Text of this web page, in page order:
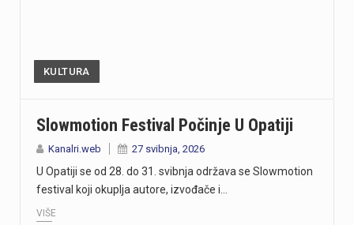
KULTURA
Slowmotion Festival Počinje U Opatiji
Kanalri.web 27 svibnja, 2026
U Opatiji se od 28. do 31. svibnja održava se Slowmotion
festival koji okuplja autore, izvođače i…
VIŠE